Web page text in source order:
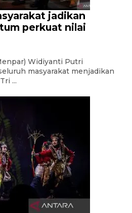
jadikan
perkuat nilai
Widiyanti Putri
masyarakat menjadikan
...